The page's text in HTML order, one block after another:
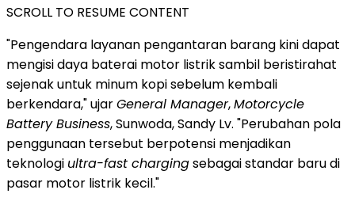
SCROLL TO RESUME CONTENT
"Pengendara layanan pengantaran barang kini dapat
mengisi daya baterai motor listrik sambil beristirahat
sejenak untuk minum kopi sebelum kembali
berkendara," ujarGeneral Manager,Motorcycle
Battery Business, Sunwoda, Sandy Lv. "Perubahan pola
penggunaan tersebut berpotensi menjadikan
teknologi ultra-fast chargingsebagai standar baru di
pasar motor listrik kecil."